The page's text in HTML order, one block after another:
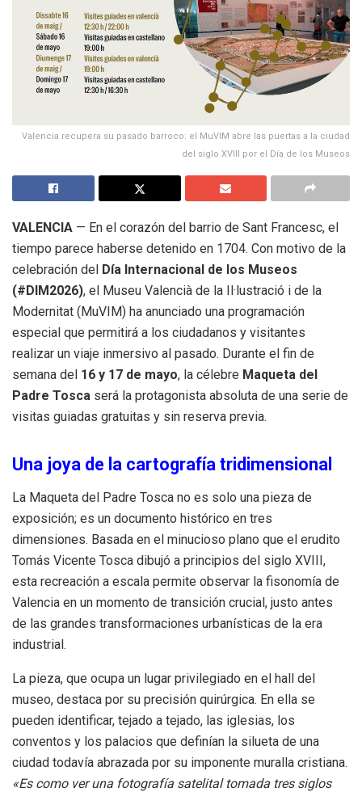
Valencia recupera su pasado barroco: el MuVIM abre las puertas a la ciudad
del siglo XVIII por el Día de los Museos
VALENCIA — En el corazón del barrio de Sant Francesc, el
tiempo parece haberse detenido en 1704. Con motivo de la
celebración del
Día Internacional de los Museos
(#DIM2026), el Museu Valencià de la Il·lustració i de la
Modernitat (MuVIM) ha anunciado una programación
especial que permitirá a los ciudadanos y visitantes
realizar un viaje inmersivo al pasado. Durante el fin de
semana del 16 y 17 de mayo, la célebre Maqueta del
Padre Tosca será la protagonista absoluta de una serie de
visitas guiadas gratuitas y sin reserva previa.
Una joya de la cartografía tridimensional
La Maqueta del Padre Tosca no es solo una pieza de
exposición; es un documento histórico en tres
dimensiones. Basada en el minucioso plano que el erudito
Tomás Vicente Tosca dibujó a principios del siglo XVIII,
esta recreación a escala permite observar la fisonomía de
Valencia en un momento de transición crucial, justo antes
de las grandes transformaciones urbanísticas de la era
industrial.
La pieza, que ocupa un lugar privilegiado en el hall del
museo, destaca por su precisión quirúrgica. En ella se
pueden identificar, tejado a tejado, las iglesias, los
conventos y los palacios que definían la silueta de una
ciudad todavía abrazada por su imponente muralla cristiana.
«Es como ver una fotografía satelital tomada tres siglos